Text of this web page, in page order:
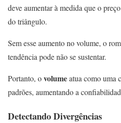
deve aumentar à medida que o
do triângulo.
Sem esse aumento no volume, o
tendência pode não se sustentar.
Portanto, ovolumeatua como uma
padrões, aumentando a
Detectando Divergências